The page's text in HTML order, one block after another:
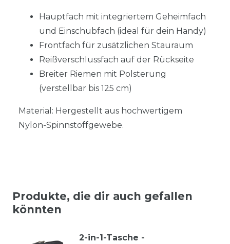
Hauptfach mit integriertem Geheimfach
und Einschubfach (ideal für dein Handy)
Frontfach für zusätzlichen Stauraum
Reißverschlussfach auf der Rückseite
Breiter Riemen mit Polsterung
(verstellbar bis 125 cm)
Material: Hergestellt aus hochwertigem
Nylon-Spinnstoffgewebe.
Produkte, die dir auch gefallen
könnten
2-in-1-Tasche -